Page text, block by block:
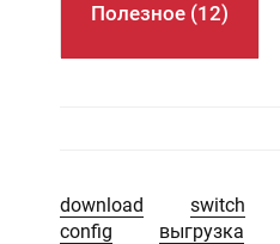
Полезное (12)
download switch
config
выгрузка